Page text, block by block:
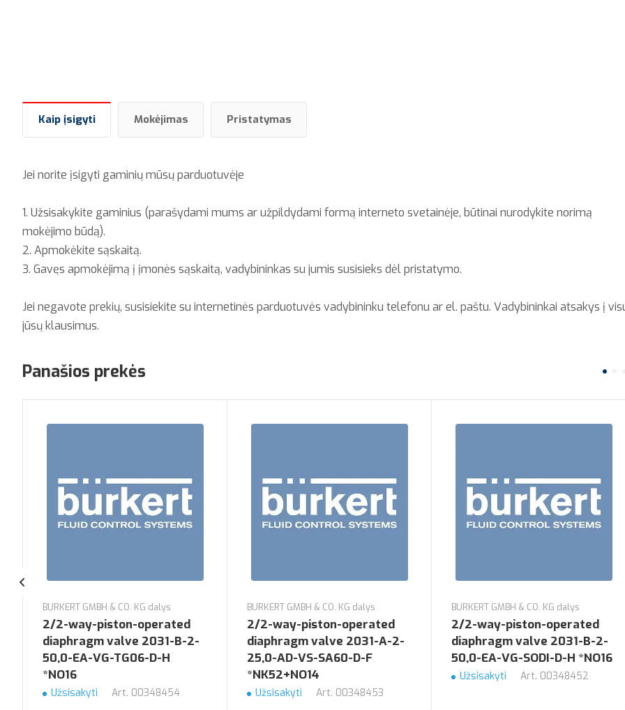
Kaip įsigyti Mokėjimas Pristatymas
Jei norite įsigyti gaminių mūsų parduotuvėje
1. Užsisakykite gaminius (parašydami mums ar užpildydami formą interneto svetainėje, būtinai nurodykite norimą
mokėjimo būdą).
2. Apmokėkite sąskaitą.
3. Gavęs apmokėjimą į įmonės sąskaitą, vadybininkas su jumis susisieks dėl pristatymo.
Jei negavote prekių, susisiekite su internetinės parduotuvės vadybininku telefonu ar el. paštu. Vadybininkai atsakys į
jūsų klausimus.
Panašios prekės
BURKERT GMBH & CO. KG dalys
2/2-way-piston-operated
diaphragm valve 2031-B-2-
50,0-EA-VG-TG06-D-H
*NO16
Užsisakyti Art. 00348454
BURKERT GMBH & CO. KG dalys
2/2-way-piston-operated
diaphragm valve 2031-A-2-
25,0-AD-VS-SA60-D-F
*NK52+NO14
Užsisakyti Art. 00348453
BURKERT GMBH & CO. KG dalys
2/2-way-piston-operated
diaphragm valve 2031-B-2-
50,0-EA-VG-SODI-D-H *NO16
Užsisakyti Art. 00348452